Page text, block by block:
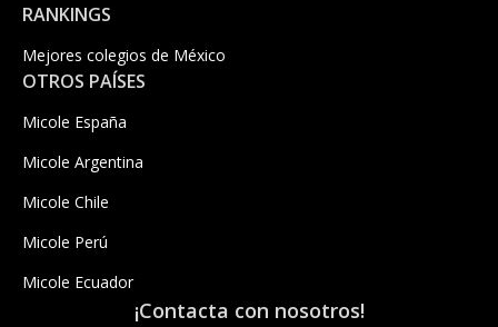
RANKINGS
Mejores colegios de México
OTROS PAÍSES
Micole España
Micole Argentina
Micole Chile
Micole Perú
Micole Ecuador
¡Contacta con nosotros!